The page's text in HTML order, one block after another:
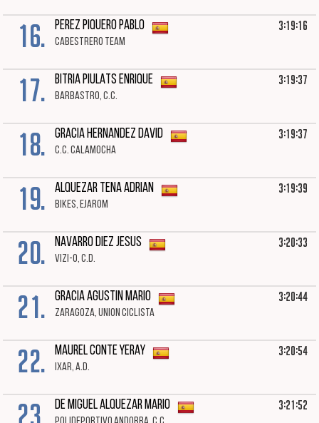
16. PEREZ PIQUERO PABLO
CABESTRERO TEAM
3:19:16
17. BITRIA PIULATS ENRIQUE
BARBASTRO, C.C.
3:19:37
18. GRACIA HERNANDEZ DAVID
C.C. CALAMOCHA
3:19:37
19. ALQUEZAR TENA ADRIAN
BIKES, EJAROM
3:19:39
20. NAVARRO DIEZ JESUS
VIZI-O, C.D.
3:20:33
21. GRACIA AGUSTIN MARIO
ZARAGOZA, UNION CICLISTA
3:20:44
22. MAUREL CONTE YERAY
IXAR, A.D.
3:20:54
23. DE MIGUEL ALQUEZAR MARIO 3:21:52